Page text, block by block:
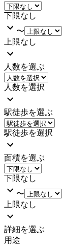
下限なし
〜
上限なし
人数を選ぶ
人数を選択
駅徒歩を選ぶ
駅徒歩を選択
面積を選ぶ
下限なし
〜
上限なし
詳細を選ぶ
用途